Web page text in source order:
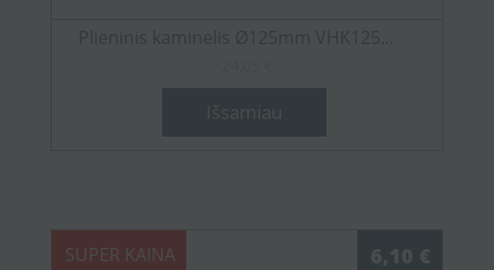
Plieninis kaminėlis Ø125mm VHK125...
Išsamiau
SUPER KAINA 6,10 €